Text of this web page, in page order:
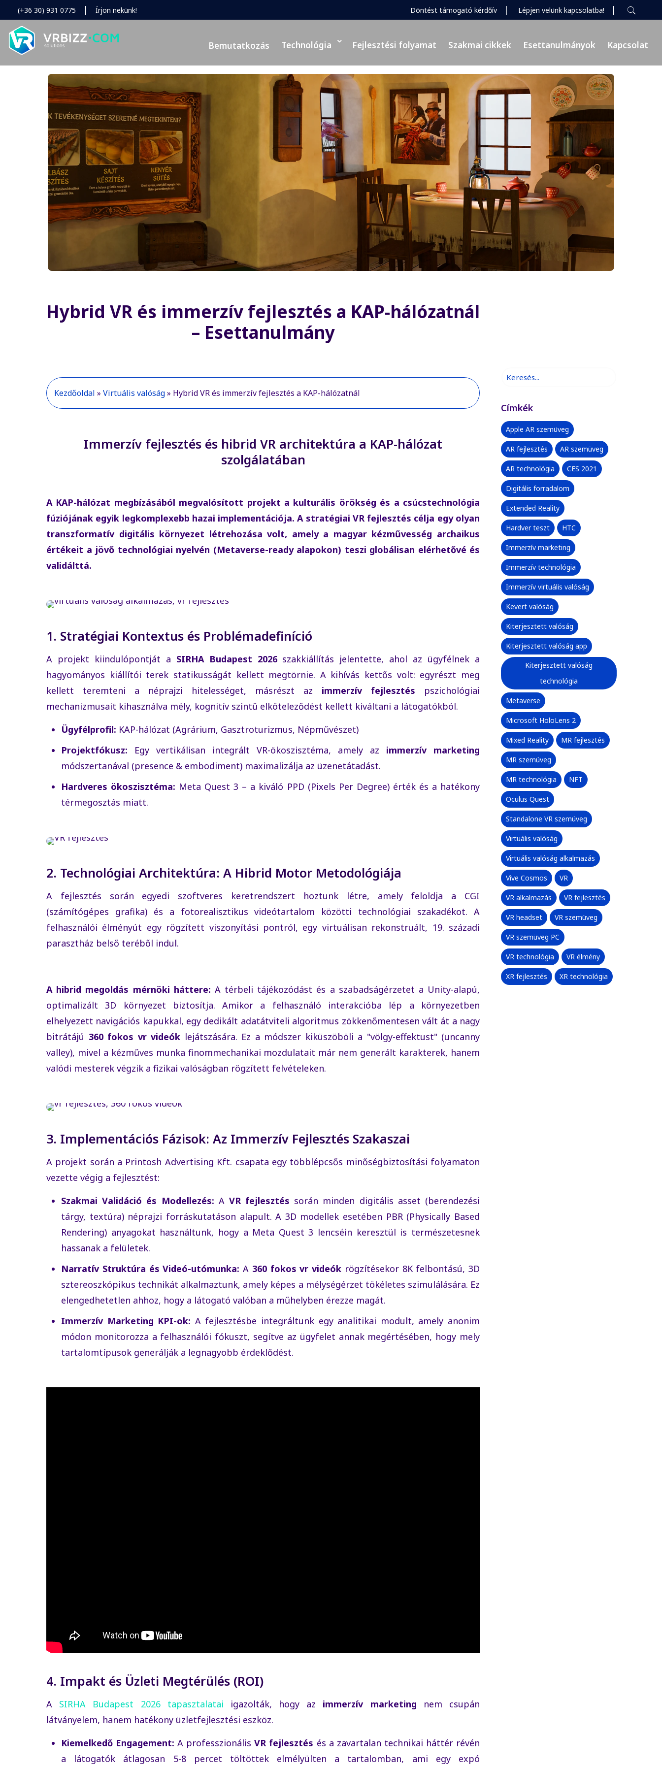
(+36 30) 931 0775 | Írjon nekünk! Döntést támogató kérdőív | Lépjen velünk kapcsolatba! |
Bemutatkozás Technológia Fejlesztési folyamat Szakmai cikkek Esettanulmányok Kapcsolat
Hybrid VR és immerzív fejlesztés a KAP-hálózatnál
– Esettanulmány
Kezdőoldal » Virtuális valóság » Hybrid VR és immerzív fejlesztés a KAP-hálózatnál
Immerzív fejlesztés és hibrid VR architektúra a KAP-hálózat
szolgálatában
A KAP-hálózat megbízásából megvalósított projekt a kulturális örökség és a csúcstechnológia
fúziójának egyik legkomplexebb hazai implementációja. A stratégiai VR fejlesztés célja egy olyan
transzformatív digitális környezet létrehozása volt, amely a magyar kézművesség archaikus
értékeit a jövő technológiai nyelvén (Metaverse-ready alapokon) teszi globálisan elérhetővé és
validálttá.
1. Stratégiai Kontextus és Problémadefiníció
A projekt kiindulópontját a SIRHA Budapest 2026szakkiállítás jelentette, ahol az ügyfélnek a
hagyományos kiállítói terek statikusságát kellett megtörnie. A kihívás kettős volt: egyrészt meg
kellett teremteni a néprajzi hitelességet, másrészt az immerzív fejlesztés pszichológiai
mechanizmusait kihasználva mély, kognitív szintű elköteleződést kellett kiváltani a látogatókból.
Ügyfélprofil: KAP-hálózat (Agrárium, Gasztroturizmus, Népművészet)
Projektfókusz: Egy vertikálisan integrált VR-ökoszisztéma, amely az immerzív marketing
módszertanával (presence & embodiment) maximalizálja az üzenetátadást.
Hardveres ökoszisztéma: Meta Quest 3 – a kiváló PPD (Pixels Per Degree) érték és a hatékony
térmegosztás miatt.
2. Technológiai Architektúra: A Hibrid Motor Metodológiája
A fejlesztés során egyedi szoftveres keretrendszert hoztunk létre, amely feloldja a CGI
(számítógépes grafika) és a fotorealisztikus videótartalom közötti technológiai szakadékot. A
felhasználói élményút egy rögzített viszonyítási pontról, egy virtuálisan rekonstruált, 19. századi
parasztház belső teréből indul.
A hibrid megoldás mérnöki háttere: A térbeli tájékozódást és a szabadságérzetet a Unity-alapú,
optimalizált 3D környezet biztosítja. Amikor a felhasználó interakcióba lép a környezetben
elhelyezett navigációs kapukkal, egy dedikált adatátviteli algoritmus zökkenőmentesen vált át a nagy
bitrátájú 360 fokos vr videók lejátszására. Ez a módszer kiküszöböli a "völgy-effektust" (uncanny
valley), mivel a kézműves munka finommechanikai mozdulatait már nem generált karakterek, hanem
valódi mesterek végzik a fizikai valóságban rögzített felvételeken.
3. Implementációs Fázisok: Az Immerzív Fejlesztés Szakaszai
A projekt során a Printosh Advertising Kft. csapata egy többlépcsős minőségbiztosítási folyamaton
vezette végig a fejlesztést:
Szakmai Validáció és Modellezés: A VR fejlesztés során minden digitális asset (berendezési
tárgy, textúra) néprajzi forráskutatáson alapult. A 3D modellek esetében PBR (Physically Based
Rendering) anyagokat használtunk, hogy a Meta Quest 3 lencséin keresztül is természetesnek
hassanak a felületek.
Narratív Struktúra és Videó-utómunka: A 360 fokos vr videók rögzítésekor 8K felbontású, 3D
sztereoszkópikus technikát alkalmaztunk, amely képes a mélységérzet tökéletes szimulálására. Ez
elengedhetetlen ahhoz, hogy a látogató valóban a műhelyben érezze magát.
Immerzív Marketing KPI-ok: A fejlesztésbe integráltunk egy analitikai modult, amely anonim
módon monitorozza a felhasználói fókuszt, segítve az ügyfelet annak megértésében, hogy mely
tartalomtípusok generálják a legnagyobb érdeklődést.
4. Impakt és Üzleti Megtérülés (ROI)
A SIRHA Budapest 2026 tapasztalatai igazolták, hogy az immerzív marketing nem csupán
látványelem, hanem hatékony üzletfejlesztési eszköz.
Kiemelkedő Engagement: A professzionálisVR fejlesztés és a zavartalan technikai háttér révén
a látogatók átlagosan 5-8 percet töltöttek elmélyülten a tartalomban, ami egy expó
Címkék
Apple AR szemüveg
AR fejlesztés AR szemüveg
AR technológia CES 2021
Digitális forradalom
Extended Reality
Hardver teszt HTC
Immerzív marketing
Immerzív technológia
Immerzív virtuális valóság
Kevert valóság
Kiterjesztett valóság
Kiterjesztett valóság app
Kiterjesztett valóság
technológia
Metaverse
Microsoft HoloLens 2
Mixed Reality MR fejlesztés
MR szemüveg
MR technológia NFT
Oculus Quest
Standalone VR szemüveg
Virtuális valóság
Virtuális valóság alkalmazás
Vive Cosmos VR
VR alkalmazás VR fejlesztés
VR headset VR szemüveg
VR szemüveg PC
VR technológia VR élmény
XR fejlesztés XR technológia